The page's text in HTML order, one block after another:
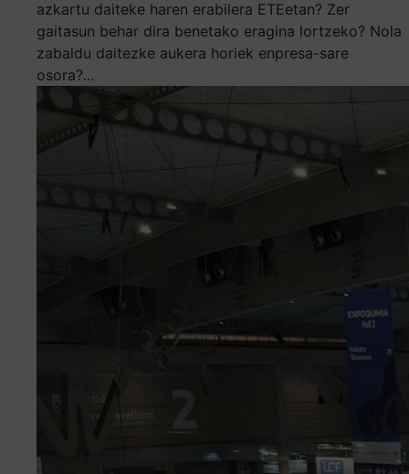
azkartu daiteke haren erabilera ETEetan? Zer
gaitasun behar dira benetako eragina lortzeko? Nola
zabaldu daitezke aukera horiek enpresa-sare
osora?...